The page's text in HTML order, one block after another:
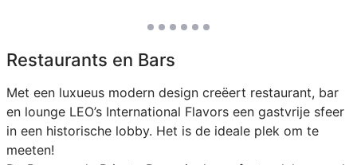
Restaurants en Bars
Met een luxueus modern design creëert restaurant, bar
en lounge LEO’s International Flavors een gastvrije sfeer
in een historische lobby. Het is de ideale plek om te
meeten!